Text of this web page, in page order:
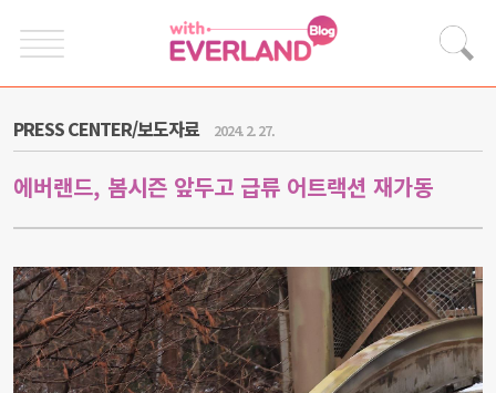
PRESS CENTER/보도자료 2024. 2. 27.
에버랜드, 봄시즌 앞두고 급류 어트랙션 재가동